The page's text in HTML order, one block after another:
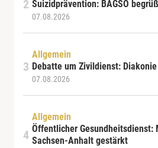
Suizidprävention: BAGSO
07.08.2026
Allgemein
Debatte um Zivildienst:
07.08.2026
Allgemein
Öffentlicher Gesundheitsdienst:
Sachsen-Anhalt gestärkt